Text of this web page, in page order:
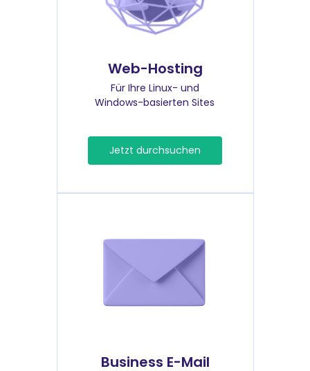
Web-Hosting
Für Ihre Linux- und
Windows-basierten Sites
Jetzt durchsuchen
Business E-Mail